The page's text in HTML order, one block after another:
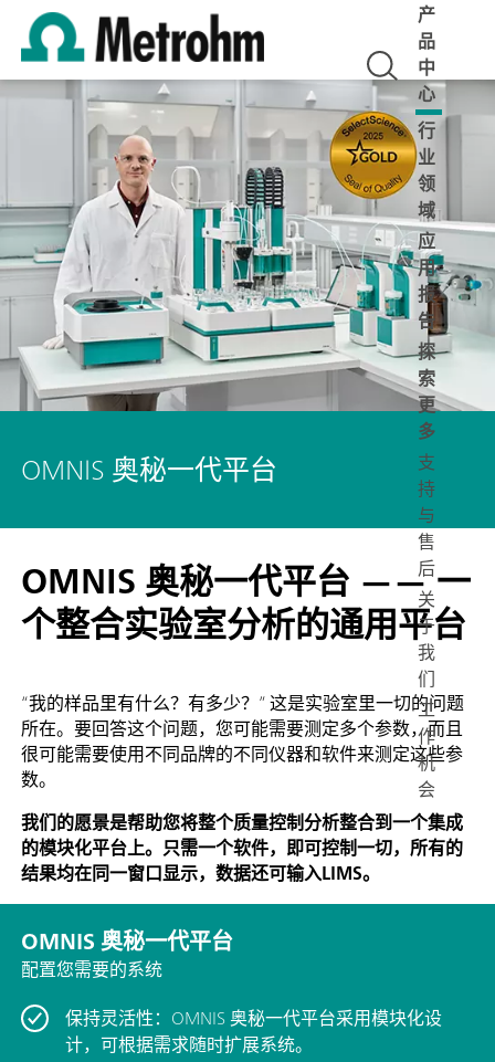
产
品
中
心
行
业
领
域
应
用
报
告
探
索
更
多
支
持
与
售
后
关
于
我
们
工
作
机
会
OMNIS 奥秘一代平台
OMNIS 奥秘一代平台 —— 一
个整合实验室分析的通用平台
“我的样品里有什么？有多少？” 这是实验室里一切的问题
所在。要回答这个问题，您可能需要测定多个参数，而且
很可能需要使用不同品牌的不同仪器和软件来测定这些参
数。
我们的愿景是帮助您将整个质量控制分析整合到一个集成
的模块化平台上。只需一个软件，即可控制一切，所有的
结果均在同一窗口显示，数据还可输入LIMS。
OMNIS 奥秘一代平台
配置您需要的系统
保持灵活性：OMNIS 奥秘一代平台采用模块化设
计，可根据需求随时扩展系统。